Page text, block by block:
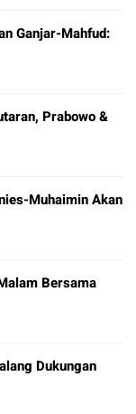
Ganjar-Mahfud:
Prabowo &
Muhaimin Akan
Bersama
Dukungan